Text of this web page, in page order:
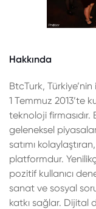
Hakkında
BtcTurk,
1 Temmuz 2013’te
teknoloji
geleneksel
satımı
platformdur.
pozitif kullanıcı
sanat ve sosyal
katkı sağlar. Dijital